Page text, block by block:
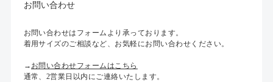
お問い合わせ
お問い合わせはフォームより承っております。
着用サイズのご相談など、お気軽にお問い合わせください。
→ お問い合わせフォームはこちら
通常、2営業日以内にご連絡いたします。